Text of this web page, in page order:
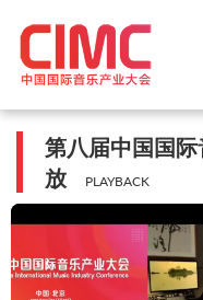
第八届中国国
放
PLAYBACK